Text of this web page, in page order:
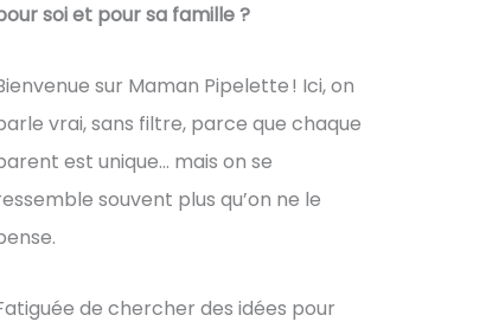
soi et pour sa famille ?
sur Maman Pipelette ! Ici, on
vrai, sans filtre, parce que chaque
est unique… mais on se
souvent plus qu’on ne le
de chercher des idées pour